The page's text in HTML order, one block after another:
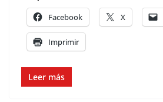
Facebook X
Imprimir
Leer más